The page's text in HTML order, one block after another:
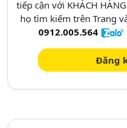
tiếp cận với KHÁCH
họ tìm kiếm trên Trang
0912.005.564
Đăng